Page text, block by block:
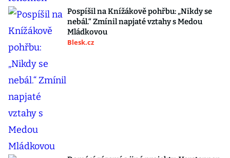
Pospíšil na Knížákově pohřbu: „Nikdy se
nebál.“ Zmínil napjaté vztahy s Medou
Mládkovou
Blesk.cz